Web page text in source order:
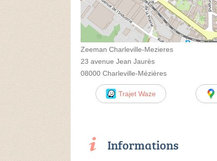
Zeeman Charleville-Mezieres
23 avenue Jean Jaurès
08000 Charleville-Mézières
Trajet Waze
Informations